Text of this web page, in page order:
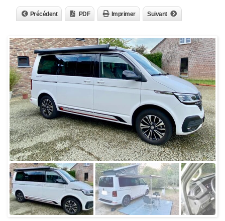
Précédent PDF Imprimer Suivant